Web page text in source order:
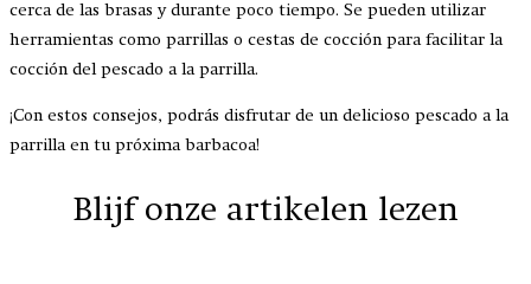
cerca de las brasas y durante poco tiempo. Se pueden utilizar
herramientas como parrillas o cestas de cocción para facilitar la
cocción del pescado a la parrilla.
¡Con estos consejos, podrás disfrutar de un delicioso pescado a la
parrilla en tu próxima barbacoa!
Blijf onze artikelen lezen